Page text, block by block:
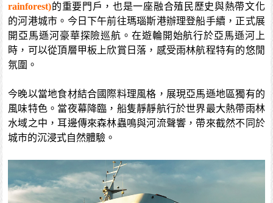
rainforest)的重要門戶，也是一座融合殖民歷史與熱帶文化
的河港城市。今日下午前往瑪瑙斯港辦理登船手續，正式展
開亞馬遜河豪華探險巡航。在遊輪開始航行於亞馬遜河上
時，可以從頂層甲板上欣賞日落，感受雨林航程特有的悠閒
氛圍。
今晚以當地食材結合國際料理風格，展現亞馬遜地區獨有的
風味特色。當夜幕降臨，船隻靜靜航行於世界最大熱帶雨林
水域之中，耳邊傳來森林蟲鳴與河流聲響，帶來截然不同於
城市的沉浸式自然體驗。